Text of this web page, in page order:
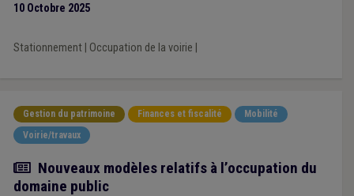
10 Octobre 2025
Stationnement| Occupation de la voirie
Gestion du patrimoine Finances et fiscalité
Mobilité
Voirie/travaux
Actualité
Nouveaux modèles relatifs à l’occupation du
domaine public